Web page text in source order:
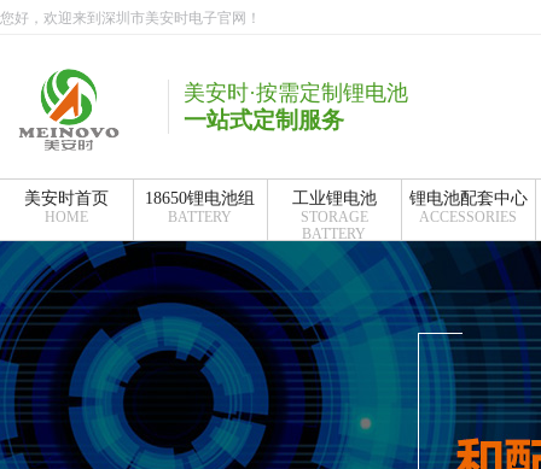
您好，欢迎来到深圳市美安时电子官网！
美安时·按需定制锂电池
一站式定制服务
美安时首页
HOME
18650锂电池组
BATTERY
工业锂电池
STORAGE
BATTERY
锂电池配套中心
ACCESSORIES